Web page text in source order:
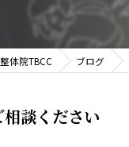
体院TBCC ブログ
談ください